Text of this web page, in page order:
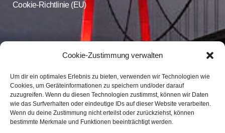
Cookie-Zustimmung verwalten
Um dir ein optimales Erlebnis zu bieten, verwenden wir Technologien wie
Cookies, um Geräteinformationen zu speichern und/oder darauf
zuzugreifen. Wenn du diesen Technologien zustimmst, können wir Daten
wie das Surfverhalten oder eindeutige IDs auf dieser Website verarbeiten.
Wenn du deine Zustimmung nicht erteilst oder zurückziehst, können
bestimmte Merkmale und Funktionen beeinträchtigt werden.
Cookie-Richtlinie (EU)
CDU Online
Folgen Sie der CDU Emmerich auf Facebook und Instagram
CDU Emmerich
CDU Emmerich